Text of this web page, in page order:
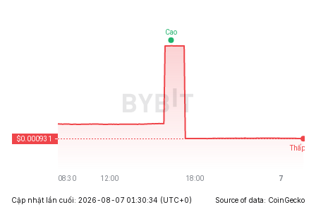
Cập nhật lần cuối: 2026-08-07 01:30:34 (UTC+0) Source of data: CoinGecko